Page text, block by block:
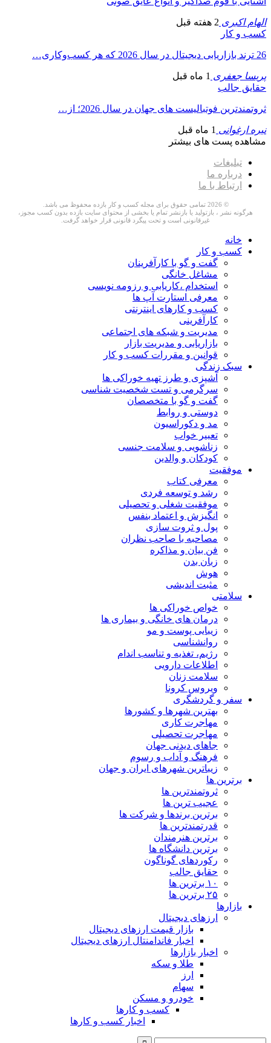
الهام اکبری 2 هفته قبل
کسب و کار
26 ترند بازاریابی دیجیتال در سال 2026 که هر کسب‌وکاری…
پریسا جعفری 1 ماه قبل
حقایق جالب
ثروتمندترین فوتبالیست های جهان در سال 2026؛ از…
نیره ارغوانی 1 ماه قبل
مشاهده پست های بیشتر
تبلیغات
درباره ما
ارتباط با ما
© 2026 تمامی حقوق برای مجله کسب و کار بازده محفوظ می باشد.
هرگونه نشر ، بازتولید یا بازنشر تمام یا بخشی از محتوای سایت بازده بدون کسب مجوز،
غیرقانونی است و تحت پیگرد قانونی قرار خواهد گرفت.
خانه
کسب و کار
گفت و گو با کارآفرینان
مشاغل خانگی
استخدام ،کاریابی و رزومه نویسی
معرفی استارت آپ ها
کسب و کارهای اینترنتی
کارآفرینی
مدیریت و شبکه های اجتماعی
بازاریابی و مدیریت بازار
قوانین و مقررات کسب و کار
سبک زندگی
آشپزی و طرز تهیه خوراکی ها
سرگرمی و تست شخصیت شناسی
گفت و گو با متخصصان
دوستی و روابط
مد و دکوراسیون
تعبیر خواب
زناشویی و سلامت جنسی
کودکان و والدین
موفقیت
معرفی کتاب
رشد و توسعه فردی
موفقیت شغلی و تحصیلی
انگیزش و اعتماد بنفس
پول و ثروت سازی
مصاحبه با صاحب نظران
فن بیان و مذاکره
زبان بدن
هوش
مثبت اندیشی
سلامتی
خواص خوراکی ها
درمان های خانگی و بیماری ها
زیبایی پوست و مو
روانشناسی
رژیم، تغذیه و تناسب اندام
اطلاعات دارویی
سلامت زنان
ویروس کرونا
سفر و گردشگری
بهترین شهرها و کشورها
مهاجرت کاری
مهاجرت تحصیلی
جاهای دیدنی جهان
فرهنگ و آداب و رسوم
زیباترین شهرهای ایران و جهان
برترین ها
ثروتمندترین ها
عجیب ترین ها
برترین برندها و شرکت ها
قدرتمندترین ها
برترین هنرمندان
برترین دانشگاه ها
رکوردهای گوناگون
حقایق جالب
۱۰ برترین ها
۲۵ برترین ها
بازارها
ارزهای دیجیتال
بازار قیمت ارزهای دیجیتال
اخبار فاندامنتال ارزهای دیجیتال
اخبار بازارها
طلا و سکه
ارز
سهام
خودرو و مسکن
کسب و کارها
اخبار کسب و کارها